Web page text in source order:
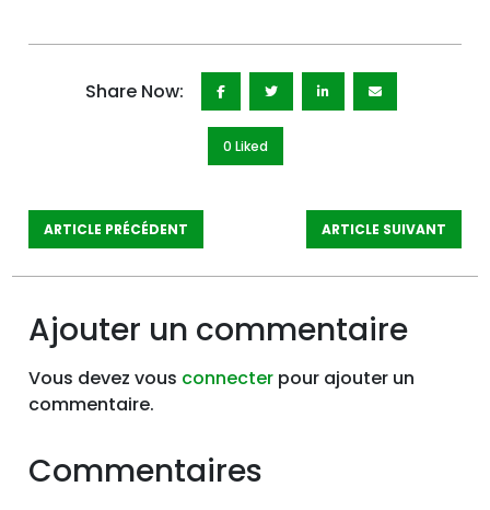
Share Now:
0 Liked
ARTICLE PRÉCÉDENT ARTICLE SUIVANT
Ajouter un commentaire
Vous devez vous connecter pour ajouter un
commentaire.
Commentaires